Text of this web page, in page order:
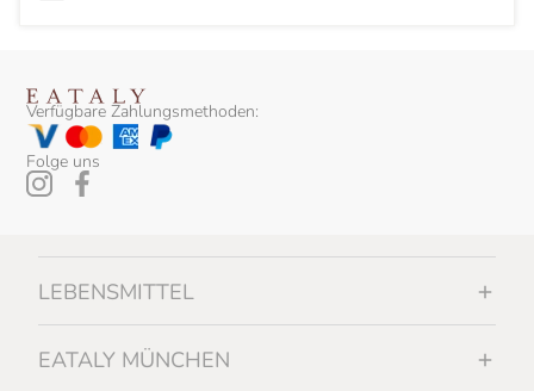
Verfügbare Zahlungsmethoden:
Folge uns
LEBENSMITTEL
EATALY MÜNCHEN